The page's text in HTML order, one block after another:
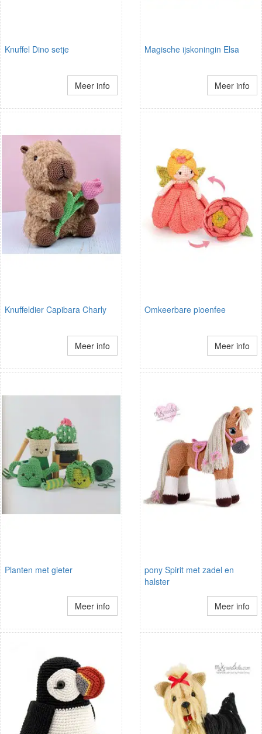
Knuffel Dino setje
Meer info
Magische ijskoningin Elsa
Meer info
Knuffeldier Capibara Charly
Meer info
Omkeerbare pioenfee
Meer info
Planten met gieter
Meer info
pony Spirit met zadel en
halster
Meer info